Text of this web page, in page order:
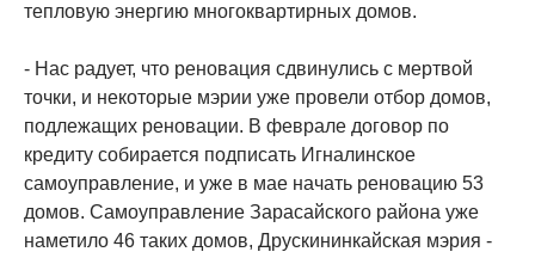
тепловую энергию многоквартирных домов.
- Нас радует, что реновация сдвинулись с мертвой
точки, и некоторые мэрии уже провели отбор домов,
подлежащих реновации. В феврале договор по
кредиту собирается подписать Игналинское
самоуправление, и уже в мае начать реновацию 53
домов. Самоуправление Зарасайского района уже
наметило 46 таких домов, Друскининкайская мэрия -